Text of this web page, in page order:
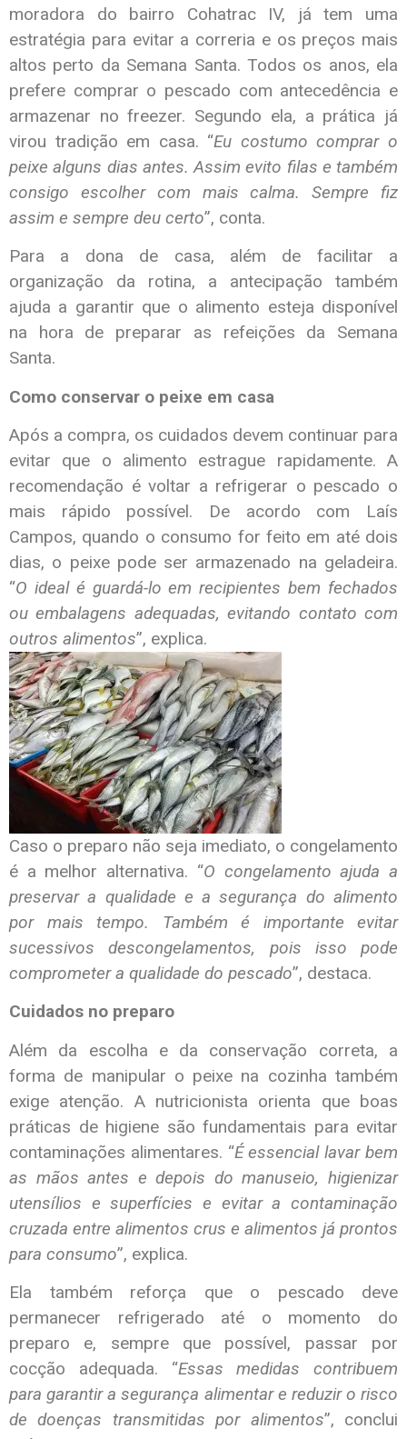
moradora do bairro Cohatrac IV, já tem uma
estratégia para evitar a correria e os preços mais
altos perto da Semana Santa. Todos os anos, ela
prefere comprar o pescado com antecedência e
armazenar no freezer. Segundo ela, a prática já
virou tradição em casa. “Eu costumo comprar o
peixe alguns dias antes. Assim evito filas e também
consigo escolher com mais calma. Sempre fiz
assim e sempre deu certo”, conta.
Para a dona de casa, além de facilitar a
organização da rotina, a antecipação também
ajuda a garantir que o alimento esteja disponível
na hora de preparar as refeições da Semana
Santa.
Como conservar o peixe em casa
Após a compra, os cuidados devem continuar para
evitar que o alimento estrague rapidamente. A
recomendação é voltar a refrigerar o pescado o
mais rápido possível. De acordo com Laís
Campos, quando o consumo for feito em até dois
dias, o peixe pode ser armazenado na geladeira.
“O ideal é guardá-lo em recipientes bem fechados
ou embalagens adequadas, evitando contato com
outros alimentos”, explica.
Caso o preparo não seja imediato, o congelamento
é a melhor alternativa. “O congelamento ajuda a
preservar a qualidade e a segurança do alimento
por mais tempo. Também é importante evitar
sucessivos descongelamentos, pois isso pode
comprometer a qualidade do pescado”, destaca.
Cuidados no preparo
Além da escolha e da conservação correta, a
forma de manipular o peixe na cozinha também
exige atenção. A nutricionista orienta que boas
práticas de higiene são fundamentais para evitar
contaminações alimentares. “É essencial lavar bem
as mãos antes e depois do manuseio, higienizar
utensílios e superfícies e evitar a contaminação
cruzada entre alimentos crus e alimentos já prontos
para consumo”, explica.
Ela também reforça que o pescado deve
permanecer refrigerado até o momento do
preparo e, sempre que possível, passar por
cocção adequada. “Essas medidas contribuem
para garantir a segurança alimentar e reduzir o risco
de doenças transmitidas por alimentos”, conclui